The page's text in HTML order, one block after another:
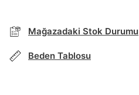
Mağazadaki Stok Durumu
Beden Tablosu